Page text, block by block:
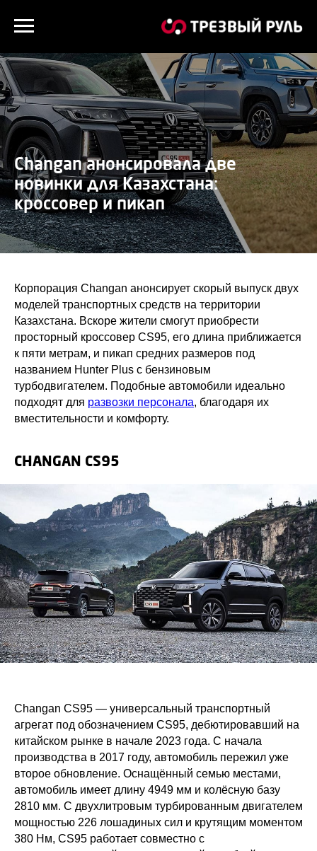
Changan анонсировала две
новинки для Казахстана:
кроссовер и пикап
Корпорация Changan анонсирует скорый выпуск двух
моделей транспортных средств на территории
Казахстана. Вскоре жители смогут приобрести
просторный кроссовер CS95, его длина приближается
к пяти метрам, и пикап средних размеров под
названием Hunter Plus с бензиновым
турбодвигателем. Подобные автомобили идеально
подходят для развозки персонала, благодаря их
вместительности и комфорту.
CHANGAN CS95
Changan CS95 — универсальный транспортный
агрегат под обозначением CS95, дебютировавший на
китайском рынке в начале 2023 года. С начала
производства в 2017 году, автомобиль пережил уже
второе обновление. Оснащённый семью местами,
автомобиль имеет длину 4949 мм и колёсную базу
2810 мм. С двухлитровым турбированным двигателем
мощностью 226 лошадиных сил и крутящим моментом
380 Нм, CS95 работает совместно с